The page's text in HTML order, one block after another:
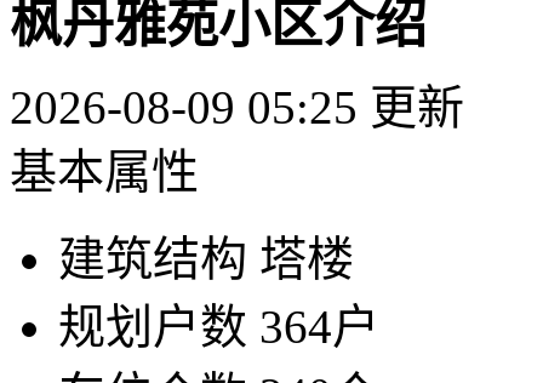
枫丹雅苑小区介绍
2026-08-09 05:25 更新
基本属性
建筑结构 塔楼
规划户数 364户